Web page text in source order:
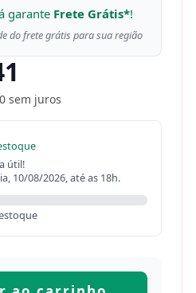
garante Frete Grátis*!
do frete grátis para sua região
sem juros
útil!
10/08/2026, até as 18h.